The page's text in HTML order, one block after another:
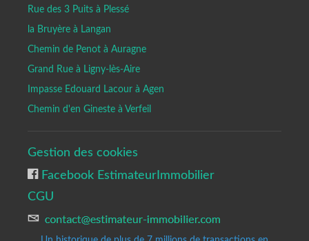
Rue des 3 Puits à Plessé
la Bruyère à Langan
Chemin de Penot à Auragne
Grand Rue à Ligny-lès-Aire
Impasse Edouard Lacour à Agen
Chemin d'en Gineste à Verfeil
Gestion des cookies
Facebook EstimateurImmobilier
CGU